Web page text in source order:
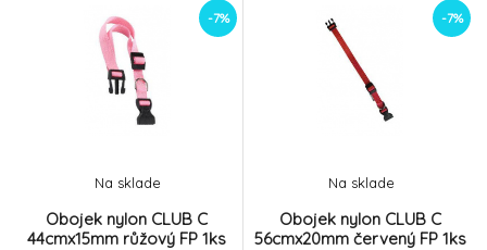
který v sobě skrývá LED
diody, které jen tak ve tmě
nepřehlédnete. Díky diodám
vydává obojek výrazné
červené světlo, které může
blikat nebo nepřetržitě
obojky jsou velice praktické,
protože svého miláčka
můžete vidět i za horších
viditelných podmínek. Zvýší
se tím jeho bezpečnost a vy
-7%
Obojek nylon CLUB C
44cmx15mm růžový FP 1ks
Na sklade
-7%
Obojek nylon CLUB C
56cmx20mm červený FP 1ks
Na sklade